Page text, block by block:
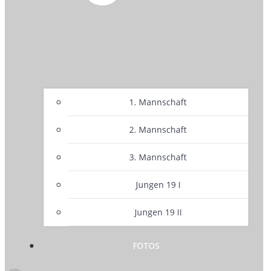
1. Mannschaft
2. Mannschaft
3. Mannschaft
Jungen 19 I
Jungen 19 II
FOTOS